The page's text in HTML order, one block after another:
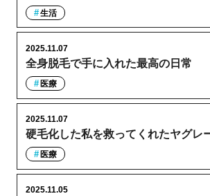
生活
全身脱毛で手に入れた最高の日常
2025.11.07
医療
硬毛化した私を救ってくれたヤグレ
2025.11.07
医療
2025.11.05